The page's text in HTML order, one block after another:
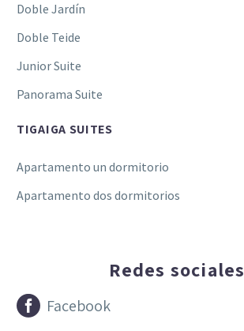
Doble Jardín
Doble Teide
Junior Suite
Panorama Suite
TIGAIGA SUITES
Apartamento un dormitorio
Apartamento dos dormitorios
Redes sociales

 Facebook